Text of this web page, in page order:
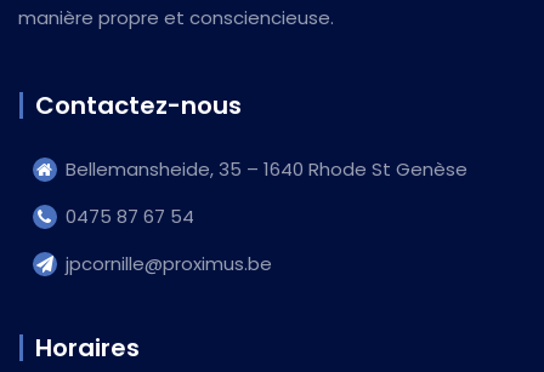
manière propre et consciencieuse.
Contactez-nous
Bellemansheide, 35 – 1640 Rhode St Genèse
0475 87 67 54
jpcornille@proximus.be
Horaires